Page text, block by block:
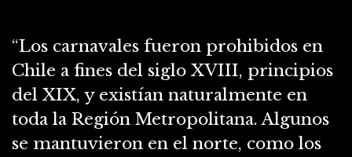
“Los carnavales fueron prohibidos en
Chile a fines del siglo XVIII, principios
del XIX, y existían naturalmente en
toda la Región Metropolitana. Algunos
se mantuvieron en el norte, como los